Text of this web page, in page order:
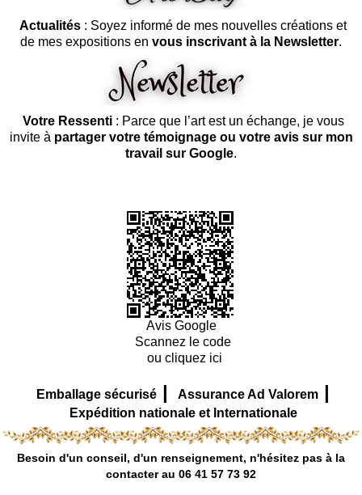
Actualités : Soyez informé de mes nouvelles créations et
de mes expositions en vous inscrivant à la Newsletter.
Votre Ressenti: Parce que l’art est un échange, je vous
invite à partager votre témoignage ou votre avis sur mon
travail sur Google.
Avis Google
Scannez le code
ou cliquez ici
Emballage sécurisé | Assurance Ad Valorem |
Expédition nationale et Internationale
Besoin d'un conseil, d'un renseignement, n'hésitez pas à la
contacter au 06 41 57 73 92